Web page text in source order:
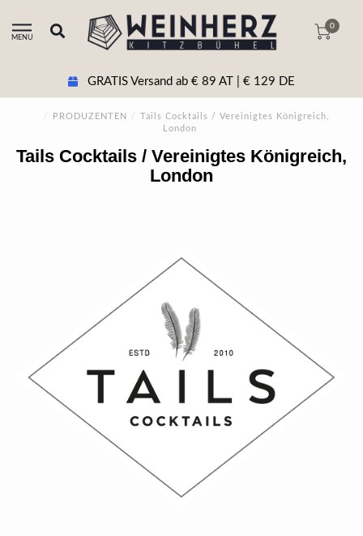
MENU
0
GRATIS Versand ab € 89 AT | € 129 DE
/ PRODUZENTEN /
Tails Cocktails / Vereinigtes Königreich,
London
Tails Cocktails / Vereinigtes Königreich,
London